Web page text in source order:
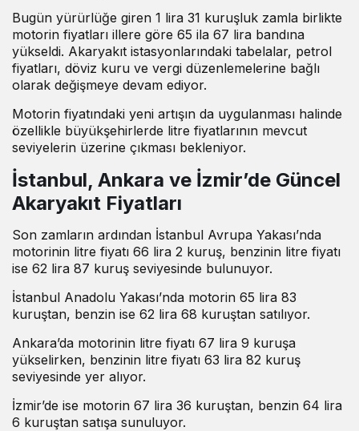
Bugün yürürlüğe giren 1 lira 31 kuruşluk zamla birlikte
motorin fiyatları illere göre 65 ila 67 lira bandına
yükseldi. Akaryakıt istasyonlarındaki tabelalar, petrol
fiyatları, döviz kuru ve vergi düzenlemelerine bağlı
olarak değişmeye devam ediyor.
Motorin fiyatındaki yeni artışın da uygulanması halinde
özellikle büyükşehirlerde litre fiyatlarının mevcut
seviyelerin üzerine çıkması bekleniyor.
İstanbul, Ankara ve İzmir’de Güncel
Akaryakıt Fiyatları
Son zamların ardından İstanbul Avrupa Yakası’nda
motorinin litre fiyatı 66 lira 2 kuruş, benzinin litre fiyatı
ise 62 lira 87 kuruş seviyesinde bulunuyor.
İstanbul Anadolu Yakası’nda motorin 65 lira 83
kuruştan, benzin ise 62 lira 68 kuruştan satılıyor.
Ankara’da motorinin litre fiyatı 67 lira 9 kuruşa
yükselirken, benzinin litre fiyatı 63 lira 82 kuruş
seviyesinde yer alıyor.
İzmir’de ise motorin 67 lira 36 kuruştan, benzin 64 lira
6 kuruştan satışa sunuluyor.